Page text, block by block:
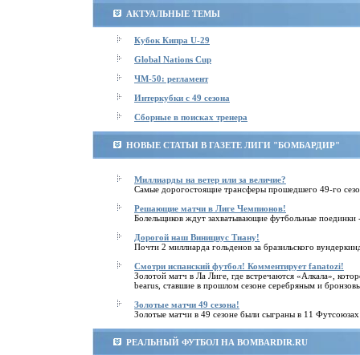
АКТУАЛЬНЫЕ ТЕМЫ
Кубок Кипра U-29
Global Nations Cup
ЧМ-50: регламент
Интеркубки с 49 сезона
Cборные в поисках тренера
НОВЫЕ СТАТЬИ В ГАЗЕТЕ ЛИГИ "БОМБАРДИР"
Миллиарды на ветер или за величие?
Самые дорогостоящие трансферы прошедшего 49-го
Решающие матчи в Лиге Чемпионов!
Болельщиков ждут захватывающие футбольные
Дорогой наш Винициус Тиану!
Почти 2 миллиарда гольденов за бразильского
Смотри испанский футбол! Комментирует fanatozi!
Золотой матч в Ла Лиге, где встречаются «Алкала»,
bearus, ставшие в прошлом сезоне серебряным и
Золотые матчи 49 сезона!
Золотые матчи в 49 сезоне были сыграны в 11
РЕАЛЬНЫЙ ФУТБОЛ НА BOMBARDIR.RU